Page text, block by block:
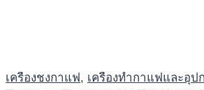
เครื่องชงกาแฟ, เครื่องทำกาแฟและอุป